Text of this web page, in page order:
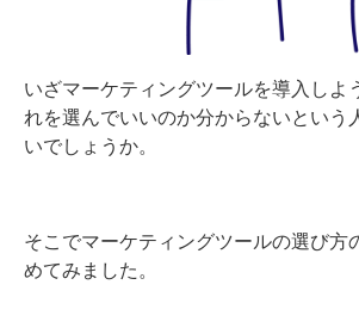
いざマーケティングツールを導入しよ
れを選んでいいのか分からないという
いでしょうか。
そこでマーケティングツールの選び方
めてみました。